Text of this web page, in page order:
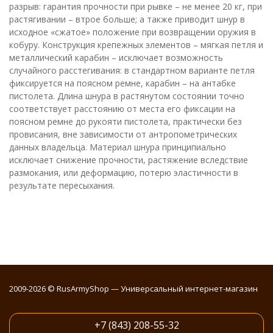
разрыв: гарантия прочности при рывке – не менее 20 кг, при
растягивании – втрое больше; а также приводит шнур в
исходное «сжатое» положение при возвращении оружия в
кобуру. Конструкция крепежных элементов – мягкая петля и
металлический карабин – исключает возможность
случайного расстегивания: в стандартном варианте петля
фиксируется на поясном ремне, карабин – на антабке
пистолета. Длина шнура в растянутом состоянии точно
соответствует расстоянию от места его фиксации на
поясном ремне до рукояти пистолета, практически без
провисания, вне зависимости от антропометрических
данных владельца. Материал шнура принципиально
исключает снижение прочности, растяжение вследствие
размокания, или деформацию, потерю эластичности в
результате пересыхания.
2009-2026 © RusArmyShop — Универсальный интернет-магазин
+7 (843) 208-55-32